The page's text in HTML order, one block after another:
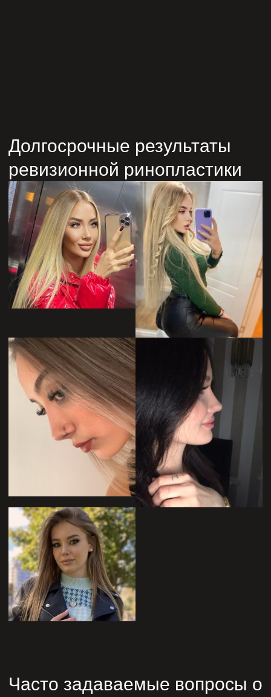
Долгосрочные результаты
ревизионной ринопластики
Часто задаваемые вопросы о